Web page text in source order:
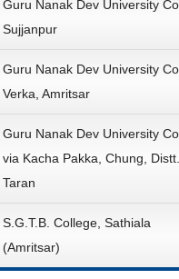
Guru Nanak Dev University
Sujjanpur
Guru Nanak Dev University
Verka, Amritsar
Guru Nanak Dev University
via Kacha Pakka, Chung,
Taran
S.G.T.B. College, Sathiala
(Amritsar)